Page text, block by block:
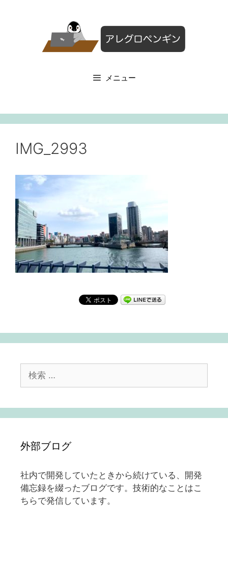
メニュー
IMG_2993
索:
外部ブログ
社内で開発していたときから続けている、開発
備忘録を綴ったブログです。技術的なことはこ
ちらで発信しています。